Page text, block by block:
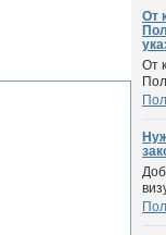
От
От